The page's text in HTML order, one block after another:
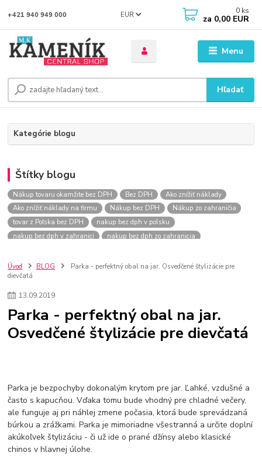
Menu
EUR
Hľadať
+421 940 949 000 0 ks
za 0,00 EUR
Kategórie blogu
Štítky blogu
Nákup tovaru okamžite bez DPH Bez DPH
Ako znížiť náklady
Ako znížiť náklady na firmu
Nákup bez DPH
Nákup zo zahraničia
tovar z Poľska bez DPH
nakup bez dph v polsku
nakup bez dph v zahranici
nakup bez dph zo zahranicia
szco nakup bez dph
Smart hodinky pre deti
Vyberáme 11 najväčších plyšových hračiek
Plyšový macovia
Vianočný darček pre dievča do 20€
Darčeky pre dievčatá
Star Wars
Hry pre deti
Skladačky pre deti
Kedy by malo batoľa meniť posteľ?
L.O.L. Surprise domčeky
L.O.L. Surprise postavičky
L.O.L. Surprise zberateľské figúrky
L.O.L. OMG L.O.L. OMG Bábiky
Úvod BLOG
Parka - perfektný obal na jar. Osvedčené štylizácie pre
dievčatá
13.09.2019
Parka - perfektný obal na jar.
Osvedčené štylizácie pre dievčatá
Parka je bezpochyby dokonalým krytom pre jar. Ľahké, vzdušné a
často s kapucňou. Vďaka tomu bude vhodný pre chladné večery,
ale funguje aj pri náhlej zmene počasia, ktorá bude sprevádzaná
búrkou a zrážkami. Parka je mimoriadne všestranná a určite doplní
akúkoľvek štylizáciu - či už ide o prané džínsy alebo klasické
chinos v hlavnej úlohe.